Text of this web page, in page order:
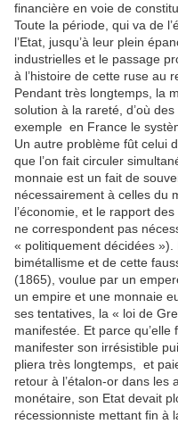
financière en voie de
Toute la période, qui va de
l’Etat, jusqu’à leur plein
industrielles et le passage
à l’histoire de cette ruse au
Pendant très longtemps, la
solution à la rareté, d’où
exemple en France le
Un autre problème fût celui
que l’on fait circuler
monnaie est un fait de
nécessairement à celles du
l’économie, et le rapport
ne correspondent pas
« politiquement décidées
bimétallisme et de cette
(1865), voulue par un
un empire et une monnaie
ses tentatives, la « loi de
manifestée. Et parce
manifester son irrésistible
pliera très longtemps, et
retour à l’étalon-or dans les
monétaire, son Etat devait
récessionniste mettant fin à